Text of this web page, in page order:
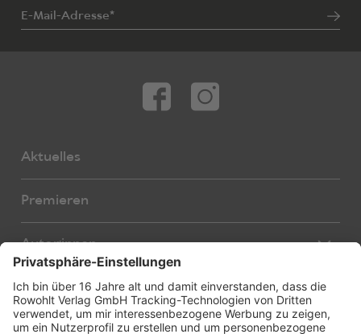
E-Mail-Adresse*
Aktuelles
Premieren
Autor:innen
Übersetzer:innen
Bearbeiter:innen
Stücke
Neue Stücke